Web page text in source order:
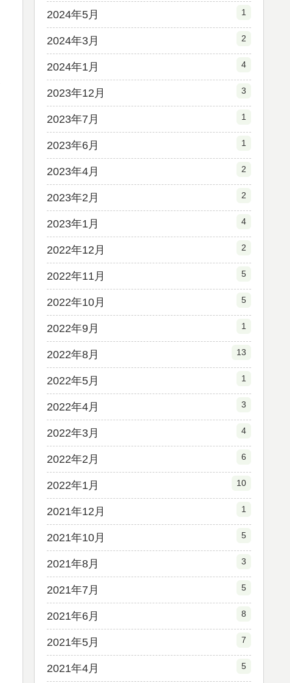
2024年5月 1
2024年3月 2
2024年1月 4
2023年12月 3
2023年7月 1
2023年6月 1
2023年4月 2
2023年2月 2
2023年1月 4
2022年12月 2
2022年11月 5
2022年10月 5
2022年9月 1
2022年8月 13
2022年5月 1
2022年4月 3
2022年3月 4
2022年2月 6
2022年1月 10
2021年12月 1
2021年10月 5
2021年8月 3
2021年7月 5
2021年6月 8
2021年5月 7
2021年4月 5